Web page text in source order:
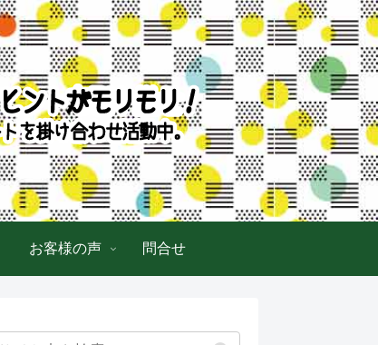
お客様の声 問合せ